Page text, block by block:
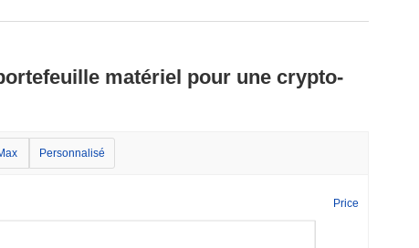
matériel pour une crypto-
Personnalisé
Price